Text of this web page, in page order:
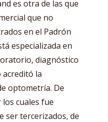
es otra de las que
que no
en el Padrón
especializada en
diagnóstico
la
optometría. De
cuales fue
ser tercerizados, de